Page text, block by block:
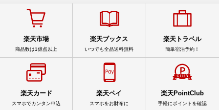
楽天市場
商品数は1億点以上
楽天ブックス
いつでも全品送料無料
楽天トラベル
簡単宿泊予約！
楽天カード
スマホでカンタン申込
楽天ペイ
スマホをお財布に
楽天PointClub
手軽にポイントを確認